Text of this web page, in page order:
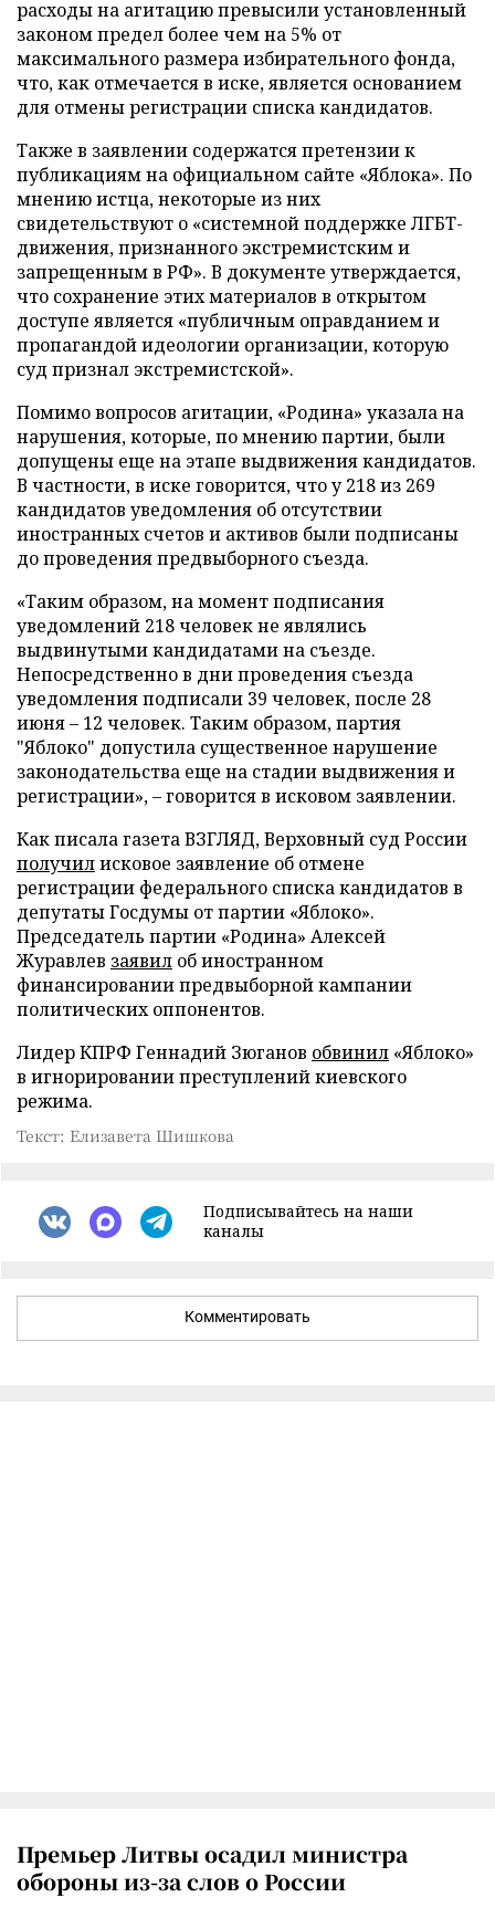
расходы на агитацию превысили установленный
законом предел более чем на 5% от
максимального размера избирательного фонда,
что, как отмечается в иске, является основанием
для отмены регистрации списка кандидатов.
Также в заявлении содержатся претензии к
публикациям на официальном сайте «Яблока». По
мнению истца, некоторые из них
свидетельствуют о «системной поддержке ЛГБТ-
движения, признанного экстремистским и
запрещенным в РФ». В документе утверждается,
что сохранение этих материалов в открытом
доступе является «публичным оправданием и
пропагандой идеологии организации, которую
суд признал экстремистской».
Помимо вопросов агитации, «Родина» указала на
нарушения, которые, по мнению партии, были
допущены еще на этапе выдвижения кандидатов.
В частности, в иске говорится, что у 218 из 269
кандидатов уведомления об отсутствии
иностранных счетов и активов были подписаны
до проведения предвыборного съезда.
«Таким образом, на момент подписания
уведомлений 218 человек не являлись
выдвинутыми кандидатами на съезде.
Непосредственно в дни проведения съезда
уведомления подписали 39 человек, после 28
июня – 12 человек. Таким образом, партия
"Яблоко" допустила существенное нарушение
законодательства еще на стадии выдвижения и
регистрации», – говорится в исковом заявлении.
Как писала газета ВЗГЛЯД, Верховный суд России
получилисковое заявление об отмене
регистрации федерального списка кандидатов в
депутаты Госдумы от партии «Яблоко».
Председатель партии «Родина» Алексей
Журавлев заявил об иностранном
финансировании предвыборной кампании
политических оппонентов.
Лидер КПРФ Геннадий Зюганов обвинил «Яблоко»
в игнорировании преступлений киевского
режима.
Текст: Елизавета Шишкова
Подписывайтесь на наши
каналы
Комментировать
Премьер Литвы осадил министра
обороны из-за слов о России